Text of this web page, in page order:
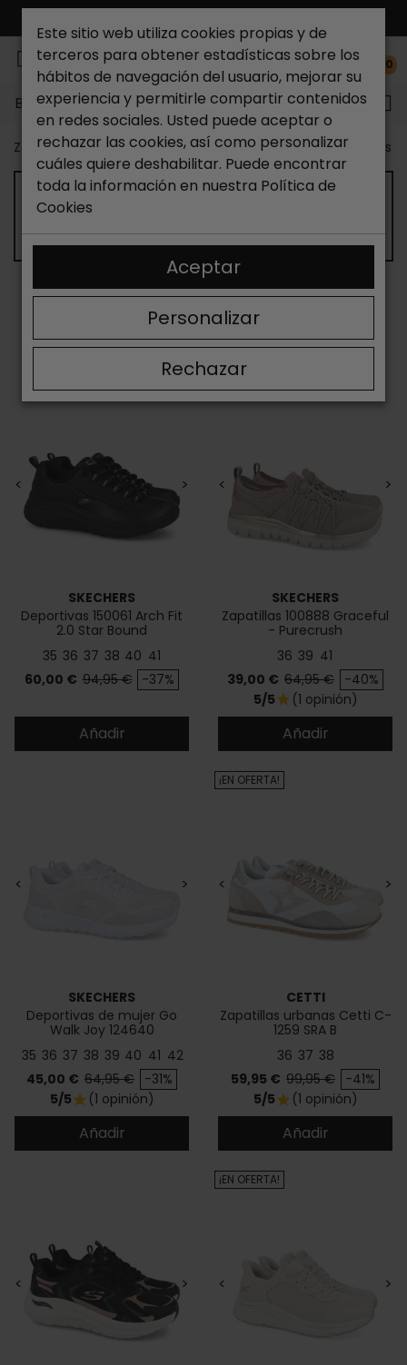
0
Buscar...
Zapateria Catchalot Outlet zapatos Outlet zapatos
OUTLET ZAPATILLAS DEPORTIVAS DE
Mostrando 13-24 de 31 artículo(s)
< >
SKECHERS
Deportivas 150061 Arch Fit
2.0 Star Bound
35 36 37 38 40 41
Precio
60,00 € Precio base
94,95 € -37%
Añadir
< >
SKECHERS
Zapatillas 100888 Graceful
- Purecrush
36 39 41
Precio
39,00 € Precio base
64,95 € -40%
5/5star (1 opinión)
Añadir
< >
SKECHERS
Deportivas de mujer Go
Walk Joy 124640
35 36 37 38 39 40 41 42
Precio
45,00 € Precio base
64,95 € -31%
5/5star (1 opinión)
Añadir
< >
CETTI
Zapatillas urbanas Cetti C-
1259 SRA B
36 37 38
Precio
59,95 € Precio base
99,95 € -41%
¡EN OFERTA!
5/5star (1 opinión)
Añadir
< > < >
¡EN OFERTA!
Este sitio web utiliza cookies propias y de
terceros para obtener estadísticas sobre los
hábitos de navegación del usuario, mejorar su
experiencia y permitirle compartir contenidos
en redes sociales. Usted puede aceptar o
rechazar las cookies, así como personalizar
cuáles quiere deshabilitar. Puede encontrar
toda la información en nuestra Política de
Cookies
Rechazar
Personalizar
Aceptar